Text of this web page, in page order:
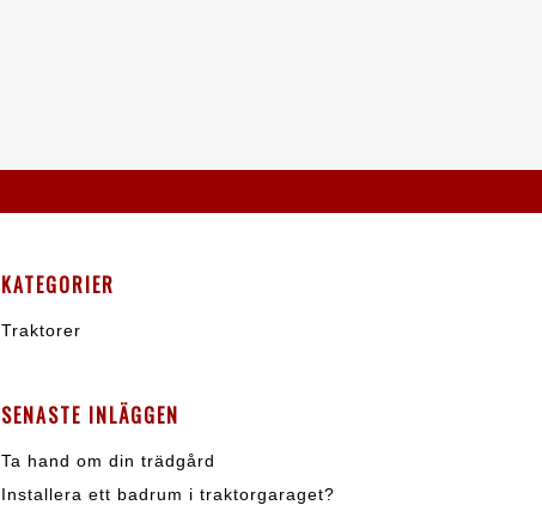
KATEGORIER
Traktorer
SENASTE INLÄGGEN
Ta hand om din trädgård
Installera ett badrum i traktorgaraget?